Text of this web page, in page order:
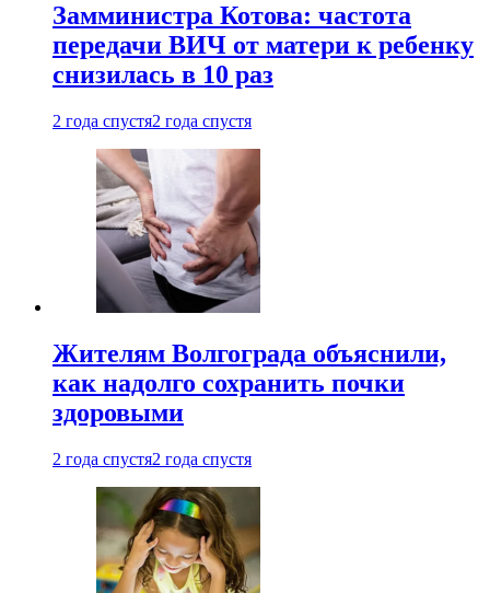
Замминистра Котова: частота
передачи ВИЧ от матери к ребенку
снизилась в 10 раз
2 года спустя2 года спустя
Жителям Волгограда объяснили,
как надолго сохранить почки
здоровыми
2 года спустя2 года спустя